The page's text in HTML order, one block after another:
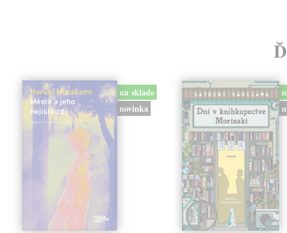
na sklade
novinka